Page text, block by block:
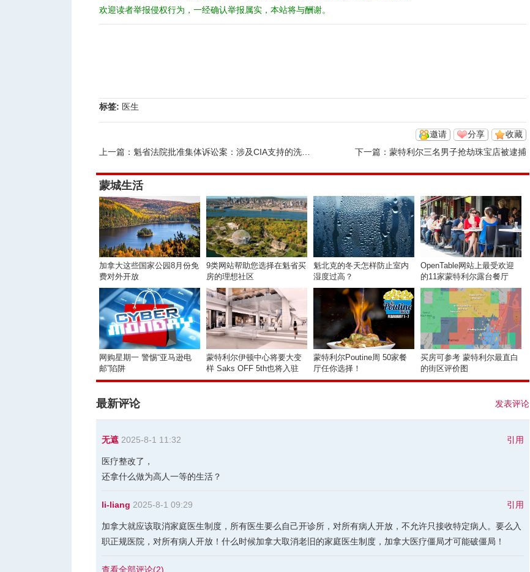
欢迎读者举报侵权行为，一经确认举报属实，本站将与酬谢。
标签: 医生
收藏
分享
邀请
上一篇： 魁省法院批准集体诉讼案：涉及CIA支持的洗脑实验 下一篇： 蒙特利尔三名男子抢劫珠宝店被逮捕
蒙城生活
加拿大这些国家公园8月份免
费对外开放
9类网站帮助您选择在魁省买
房的理想社区
魁北克的冬天怎样防止室内
湿度过高？
OpenTable网站上最受欢迎
的11家蒙特利尔露台餐厅
网购星期一 警惕“亚马逊电
邮”陷阱
蒙特利尔伊顿中心将要大变
样 Saks OFF 5th也将入驻
蒙特利尔Poutine周 50家餐
厅任你选择！
买房可参考 蒙特利尔最直白
的街区评价图
发表评论
最新评论
引用
无遮 2025-8-1 11:32
医疗整改了，
还拿什么做为高人一等的生活？
引用
li-liang 2025-8-1 09:29
加拿大就应该取消家庭医生制度，所有医生要么自己开诊所，对所有病人开放，不允许只接收特定病人。要么入
职正规医院，对所有病人开放！什么时候加拿大取消老旧的家庭医生制度，加拿大医疗僵局才可能破僵局！
查看全部评论(2)